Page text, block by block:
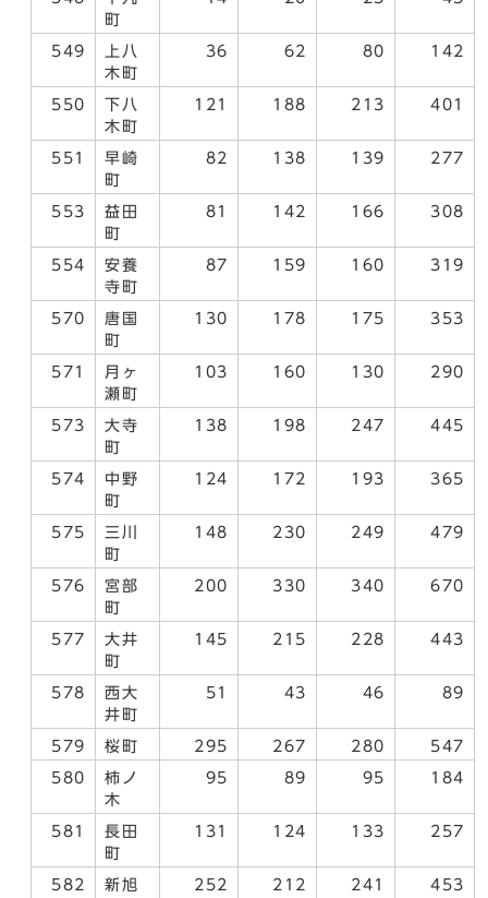
町
549
上八
木町
36 62 80 142
550
下八
木町
121 188 213 401
551
早崎
町
82 138 139 277
553
益田
町
81 142 166 308
554
安養
寺町
87 159 160 319
570
唐国
町
130 178 175 353
571
月ヶ
瀬町
103 160 130 290
573
大寺
町
138 198 247 445
574
中野
町
124 172 193 365
575
三川
町
148 230 249 479
576
宮部
町
200 330 340 670
577
大井
町
145 215 228 443
578
西大
井町
51 43 46 89
579 桜町 295 267 280 547
580
柿ノ
木
95 89 95 184
581
長田
町
131 124 133 257
582
新旭
252 212 241 453